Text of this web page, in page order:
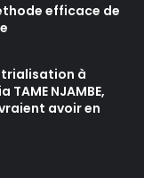
efficace de
à
NJAMBE,
avoir en